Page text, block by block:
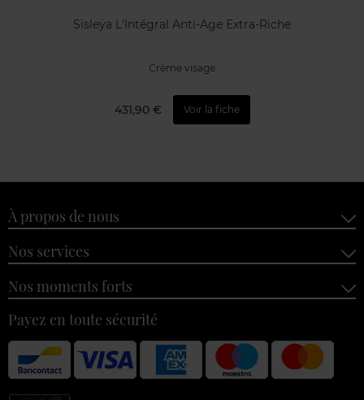
Sisleÿa L'Intégral Anti-Age Extra-Riche
Crème visage
431,90 € Voir la fiche
À propos de nous
Nos services
Nos moments forts
Payez en toute sécurité